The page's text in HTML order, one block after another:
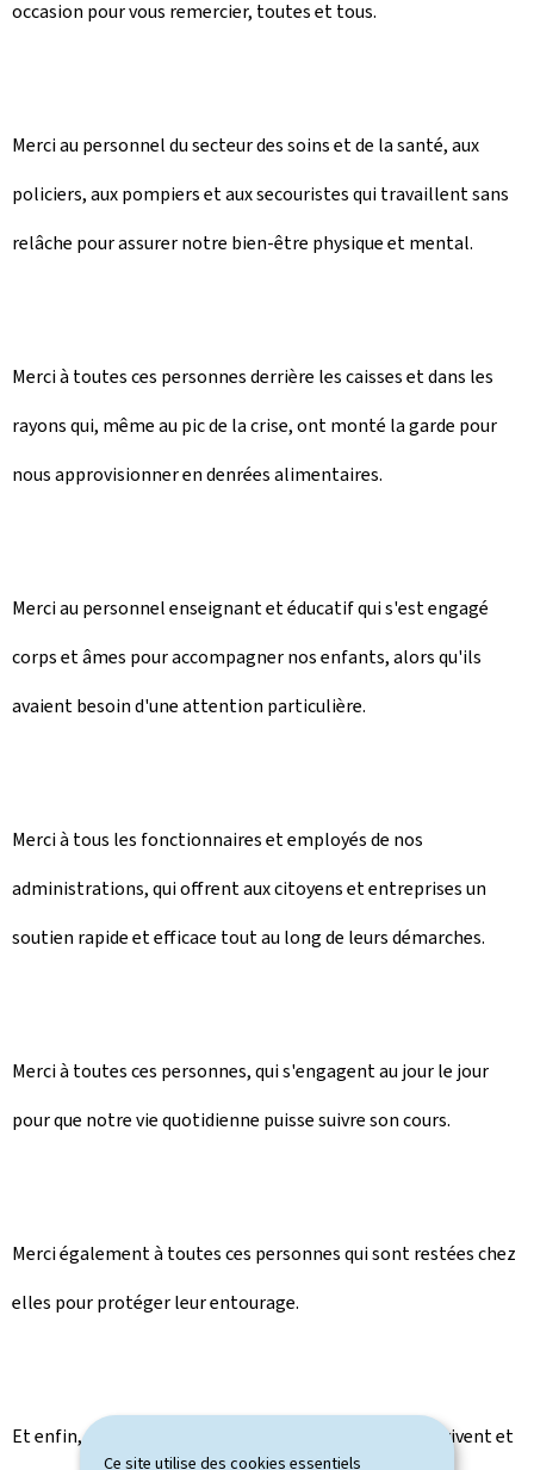
Ce site utilise des cookies essentiels
occasion pour vous remercier, toutes et tous.
Merci au personnel du secteur des soins et de la santé, aux
policiers, aux pompiers et aux secouristes qui travaillent sans
relâche pour assurer notre bien-être physique et mental.
Merci à toutes ces personnes derrière les caisses et dans les
rayons qui, même au pic de la crise, ont monté la garde pour
nous approvisionner en denrées alimentaires.
Merci au personnel enseignant et éducatif qui s'est engagé
corps et âmes pour accompagner nos enfants, alors qu'ils
avaient besoin d'une attention particulière.
Merci à tous les fonctionnaires et employés de nos
administrations, qui offrent aux citoyens et entreprises un
soutien rapide et efficace tout au long de leurs démarches.
Merci à toutes ces personnes, qui s'engagent au jour le jour
pour que notre vie quotidienne puisse suivre son cours.
Merci également à toutes ces personnes qui sont restées chez
elles pour protéger leur entourage.
Et enfin, merci à tous nos concitoyens étrangers, qui vivent et